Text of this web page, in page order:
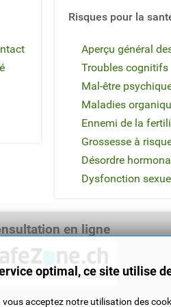
Risques pour la
Aperçu général
Troubles cognitifs
Mal-être
Maladies
Ennemi de la
Grossesse à
Désordre
Dysfonction
en ligne
optimal, ce site utilise
acceptez notre utilisation des